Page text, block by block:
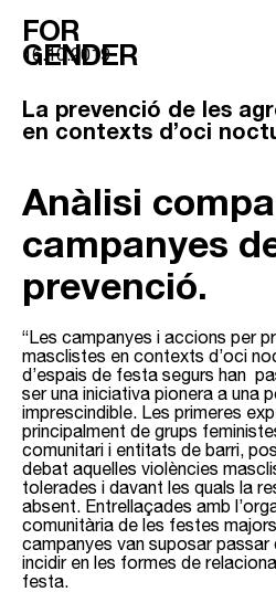
FOR
GENDER
16.10.2019
La prevenció de les
en contexts d’oci
Anàlisi
campanyes
prevenció.
“Les campanyes i accions per
masclistes en contexts d’oci
d’espais de festa segurs han
ser una iniciativa pionera a una
imprescindible. Les primeres
principalment de grups
comunitari i entitats de barri,
debat aquelles violències
tolerades i davant les quals la
absent. Entrellaçades amb
comunitària de les festes
campanyes van suposar passar
incidir en les formes de
festa.